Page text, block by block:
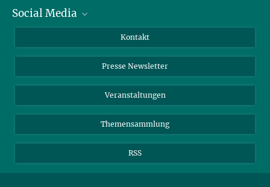
Zahlen und Fakten
Meldestelle Fehlverhalten
Bluesky
TikTok
Social Media
Instagram
YouTube
Kontakt
Presse Newsletter
Veranstaltungen
Themensammlung
RSS